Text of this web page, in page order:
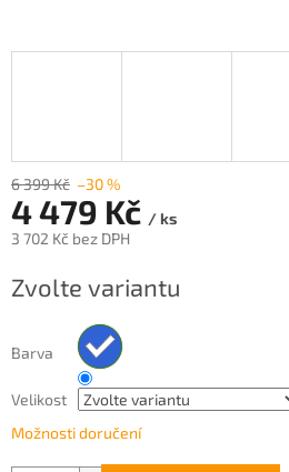
6 399 Kč –30 %
4 479 Kč / ks
3 702 Kč bez DPH
cena:
Zvolte variantu
Barva
Velikost
Možnosti doručení